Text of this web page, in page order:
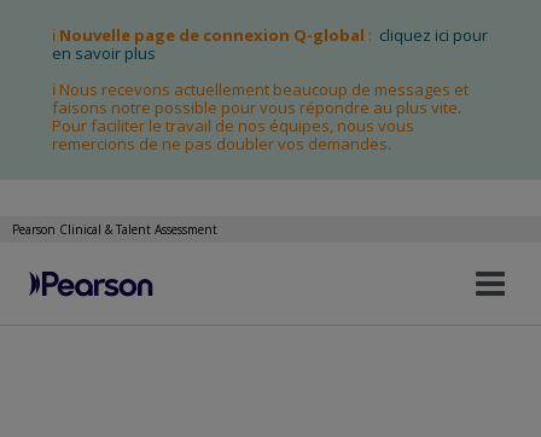
ℹ Nouvelle page de connexion Q-global : cliquez ici pour
en savoir plus
ℹ Nous recevons actuellement beaucoup de messages et
faisons notre possible pour vous répondre au plus vite.
Pour faciliter le travail de nos équipes, nous vous
remercions de ne pas doubler vos demandes.
Pearson Clinical & Talent Assessment
Allez